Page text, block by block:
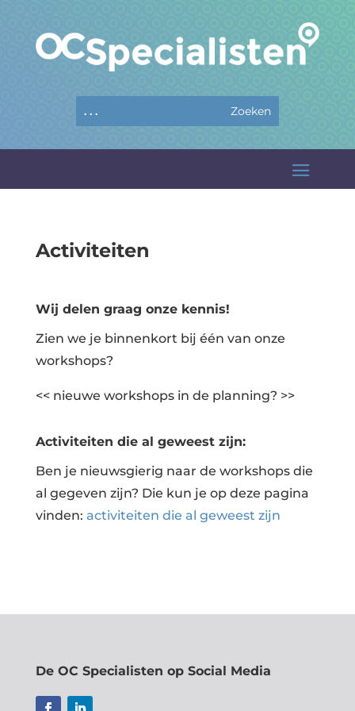
Activiteiten
Wij delen graag onze kennis!
Zien we je binnenkort bij één van onze
workshops?
<< nieuwe workshops in de planning? >>
Activiteiten die al geweest zijn:
Ben je nieuwsgierig naar de workshops die
al gegeven zijn? Die kun je op deze pagina
vinden: activiteiten die al geweest zijn
De OC Specialisten op Social Media